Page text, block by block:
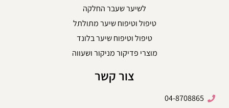
לשיער שעבר החלקה
טיפול וטיפוח שיער מתולתל
טיפול וטיפוח שיער בלונד
מוצרי פדיקור מניקור ושעווה
צור קשר
04-8708865